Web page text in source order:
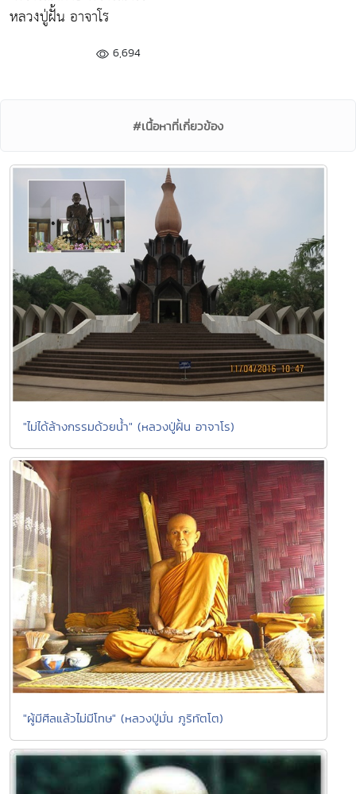
หลวงปู่ฝั้น อาจาโร
6,694
#เนื้อหาที่เกี่ยวข้อง
"ไม่ได้ล้างกรรมด้วยน้ำ" (หลวงปู่ฝั้น อาจาโร)
"ผู้มีศีลแล้วไม่มีโทษ" (หลวงปู่มั่น ภูริทัตโต)